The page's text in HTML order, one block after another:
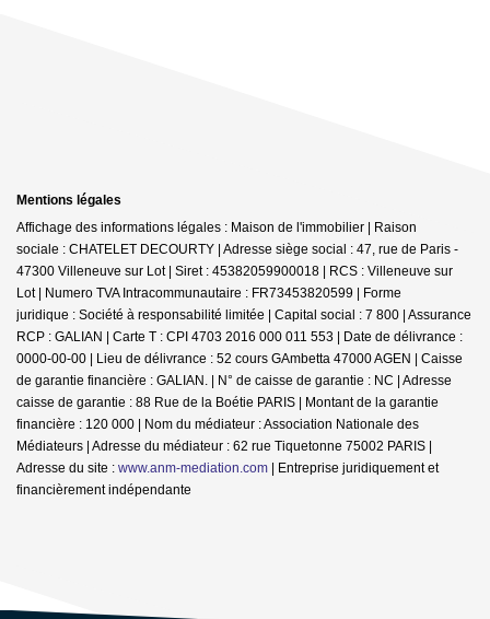
Mentions légales
Affichage des informations légales : Maison de l'immobilier | Raison
sociale : CHATELET DECOURTY | Adresse siège social : 47, rue de Paris -
47300 Villeneuve sur Lot | Siret : 45382059900018 | RCS : Villeneuve sur
Lot | Numero TVA Intracommunautaire : FR73453820599 | Forme
juridique : Société à responsabilité limitée | Capital social : 7 800 | Assurance
RCP : GALIAN | Carte T : CPI 4703 2016 000 011 553 | Date de délivrance :
0000-00-00 | Lieu de délivrance : 52 cours GAmbetta 47000 AGEN | Caisse
de garantie financière : GALIAN. | N° de caisse de garantie : NC | Adresse
caisse de garantie : 88 Rue de la Boétie PARIS | Montant de la garantie
financière : 120 000 | Nom du médiateur : Association Nationale des
Médiateurs | Adresse du médiateur : 62 rue Tiquetonne 75002 PARIS |
Adresse du site : www.anm-mediation.com | Entreprise juridiquement et
financièrement indépendante